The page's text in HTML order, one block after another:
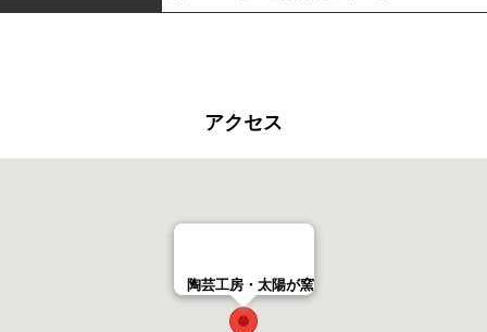
アクセス
陶芸工房・太陽が窯